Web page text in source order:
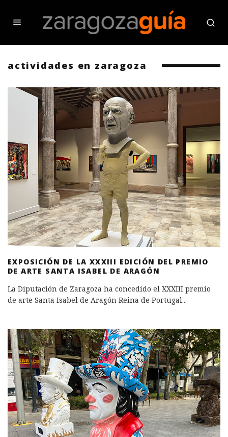
actividades en zaragoza
EXPOSICIÓN DE LA XXXIII EDICIÓN DEL PREMIO
DE ARTE SANTA ISABEL DE ARAGÓN
La Diputación de Zaragoza ha concedido el XXXIII premio
de arte Santa Isabel de Aragón Reina de Portugal...